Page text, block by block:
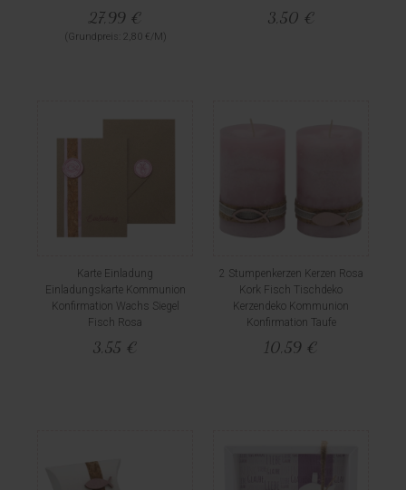
27,99 €
(Grundpreis: 2,80 €/M)
3,50 €
Karte Einladung
Einladungskarte Kommunion
Konfirmation Wachs Siegel
Fisch Rosa
3,55 €
2 Stumpenkerzen Kerzen Rosa
Kork Fisch Tischdeko
Kerzendeko Kommunion
Konfirmation Taufe
10,59 €